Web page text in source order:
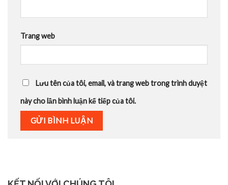
Trang web
Lưu tên của tôi, email, và trang web trong trình duyệt
này cho lần bình luận kế tiếp của tôi.